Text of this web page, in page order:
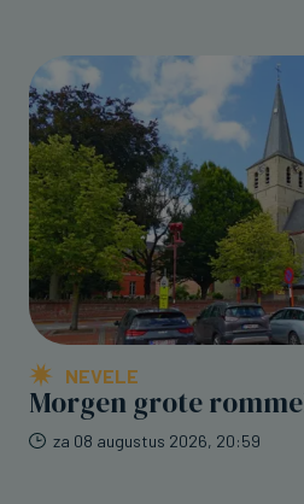
NEVELE
Morgen grote
za 08 augustus 2026, 20:59